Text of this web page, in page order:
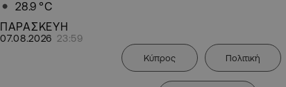
28.9 °C
ΠΑΡΑΣΚΕΥΗ
07.08.2026 23:59
Κύπρος Πολιτική